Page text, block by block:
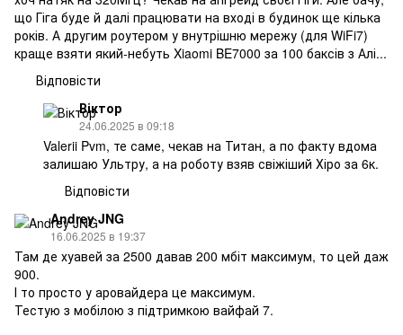
що Гіга буде й далі працювати на вході в будинок ще кілька
років. А другим роутером у внутрішню мережу (для WiFi7)
краще взяти який-небуть Xiaomi BE7000 за 100 баксів з Алі...
Відповісти
Віктор
24.06.2025 в 09:18
Valerii Pvm, те саме, чекав на Титан, а по факту вдома
залишаю Ультру, а на роботу взяв свіжіший Хіро за 6к.
Відповісти
Andrey JNG
16.06.2025 в 19:37
Там де хуавей за 2500 давав 200 мбіт максимум, то цей даж
900.
І то просто у аровайдера це максимум.
Тестую з мобілою з підтримкою вайфай 7.